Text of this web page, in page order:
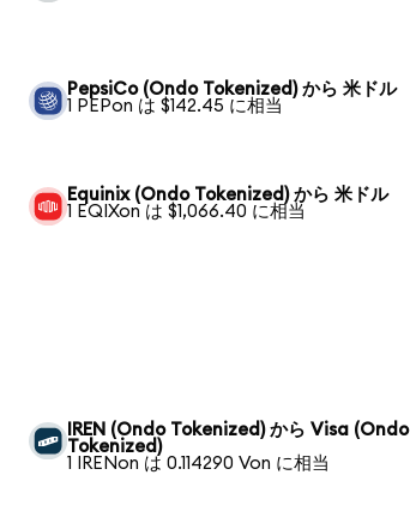
PepsiCo (Ondo Tokenized) から 米ドル
1 PEPon は $142.45 に相当
Equinix (Ondo Tokenized) から 米ドル
1 EQIXon は $1,066.40 に相当
IREN (Ondo Tokenized) から Visa (Ondo
Tokenized)
1 IRENon は 0.114290 Von に相当